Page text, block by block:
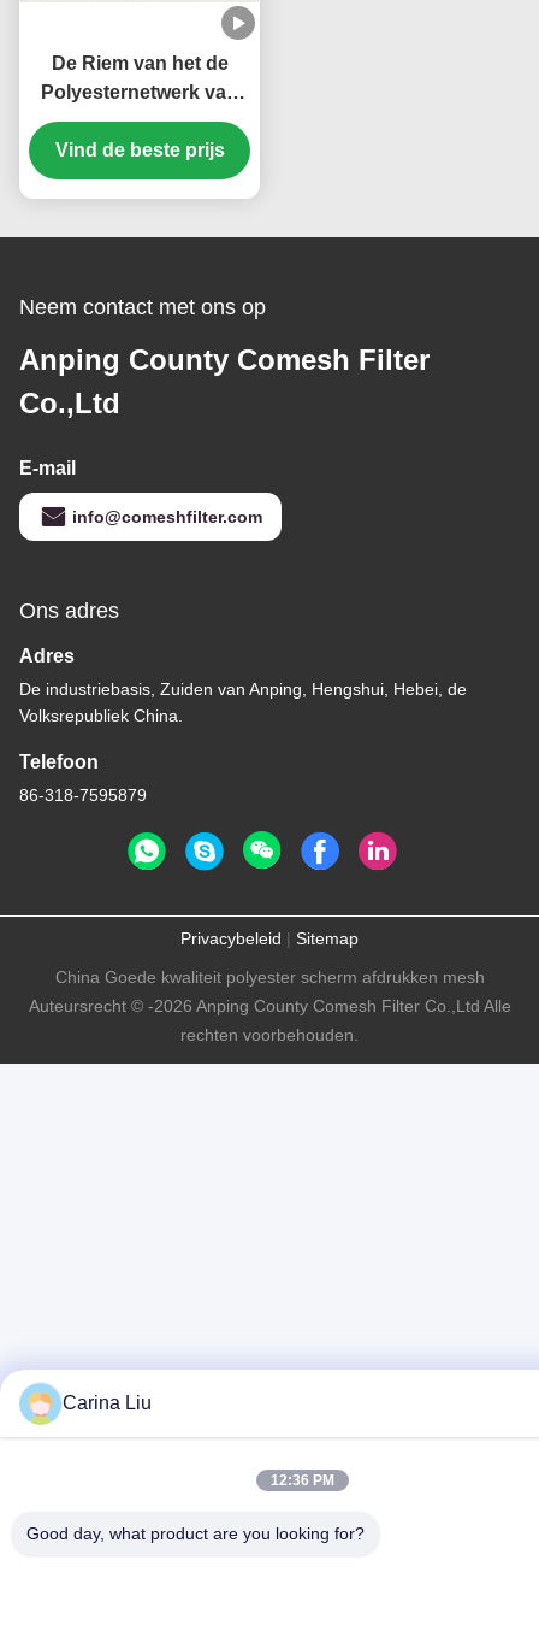
De Riem van het de
Polyesternetwerk van
het hoogspanning
Duidelijke die Weefsel
100% voor
gebruikt
Vind de beste prijs
Neem contact met ons op
Anping County Comesh Filter
Co.,Ltd
E-mail
info@comeshfilter.com
Ons adres
Adres
De industriebasis, Zuiden van Anping, Hengshui, Hebei, de
Volksrepubliek China.
Telefoon
86-318-7595879
Privacybeleid | Sitemap
China Goede kwaliteit polyester scherm afdrukken mesh
Auteursrecht © -2026 Anping County Comesh Filter Co.,Ltd Alle
rechten voorbehouden.
Carina Liu
12:36 PM
Good day, what product are you looking for?